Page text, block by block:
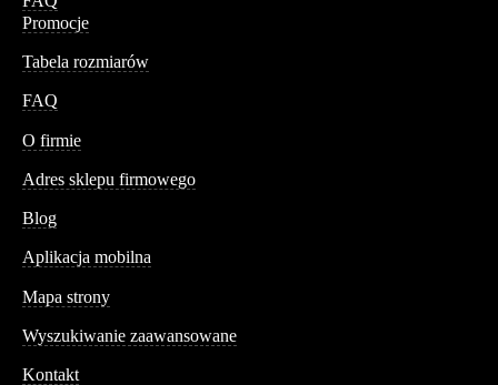
Promocje
Tabela rozmiarów
FAQ
O firmie
Adres sklepu firmowego
Blog
Aplikacja mobilna
Mapa strony
Wyszukiwanie zaawansowane
Kontakt